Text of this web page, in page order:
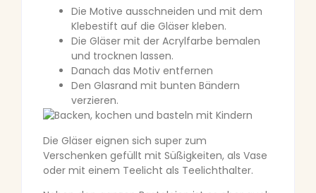
Die Motive ausschneiden und mit dem
Klebestift auf die Gläser kleben.
Die Gläser mit der Acrylfarbe bemalen
und trocknen lassen.
Danach das Motiv entfernen
Den Glasrand mit bunten Bändern
verzieren.
Die Gläser eignen sich super zum
Verschenken gefüllt mit Süßigkeiten, als Vase
oder mit einem Teelicht als Teelichthalter.